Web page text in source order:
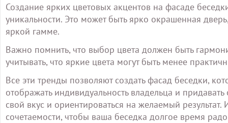
Создание ярких цветовых акцентов на фасаде
уникальности. Это может быть ярко окрашенная
яркой гамме.
Важно помнить, что выбор цвета должен быть
учитывать, что яркие цвета могут быть менее
Все эти тренды позволяют создать фасад беседки,
отображать индивидуальность владельца и
свой вкус и ориентироваться на желаемый
сочетаемости, чтобы ваша беседка долгое время